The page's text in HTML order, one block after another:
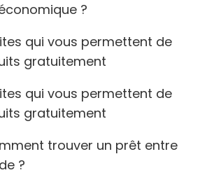
?
qui vous permettent de
gratuitement
qui vous permettent de
gratuitement
trouver un prêt entre
?